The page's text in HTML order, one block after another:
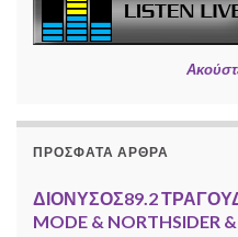
ΠΡΌΣΦΑΤΑ ΆΡΘΡΑ
ΔΙΟΝΥΣΟΣ89.2
MODE & NORTHSIDER